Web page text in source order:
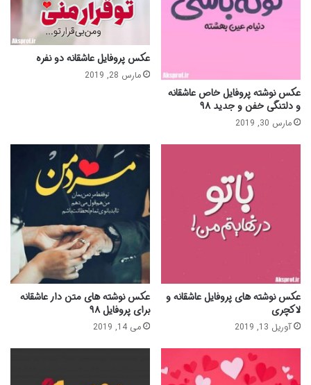
عکس نوشته پروفایل خاص عاشقانه
و دلتنگی خفن و جدید ۹۸
مارس 30, 2019
عکس پروفایل عاشقانه دو نفره
مارس 28, 2019
عکس نوشته های پروفایل عاشقانه و
لاکچری
آوریل 13, 2019
عکس نوشته های متن دار عاشقانه
برای پروفایل ۹۸
می 14, 2019